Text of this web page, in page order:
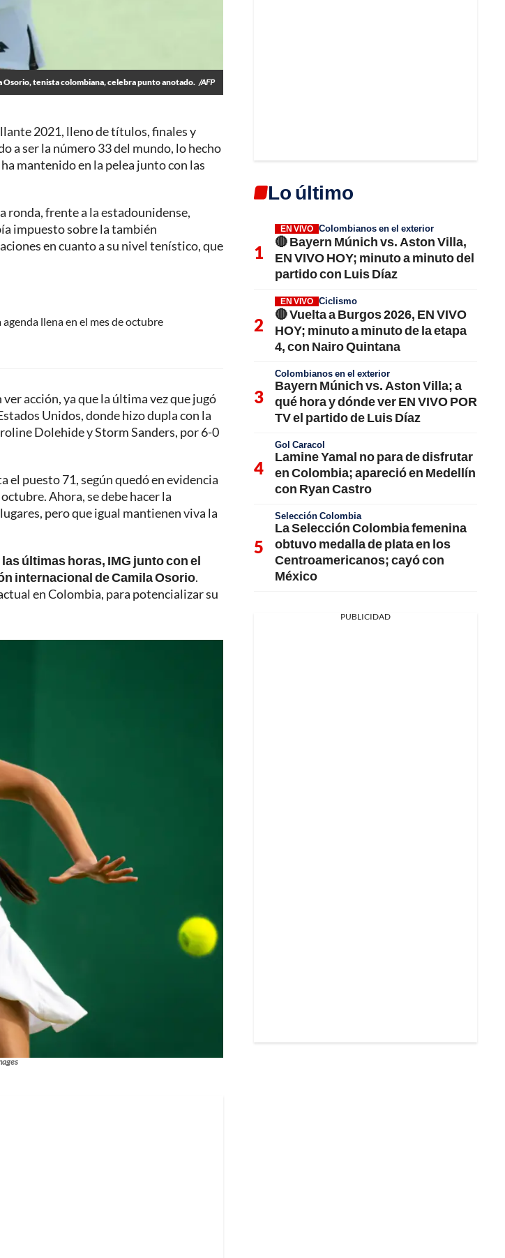
Osorio, tenista colombiana, celebra punto anotado. /AFP
2021, lleno de títulos, finales y
a ser la número 33 del mundo, lo hecho
mantenido en la pelea junto con las
ronda, frente a la estadounidense,
impuesto sobre la también
en cuanto a su nivel tenístico, que
llena en el mes de octubre
acción, ya que la última vez que jugó
Unidos, donde hizo dupla con la
Dolehide y Storm Sanders, por 6-0
el puesto 71, según quedó en evidencia
Ahora, se debe hacer la
pero que igual mantienen viva la
últimas horas, IMG junto con el
internacional de Camila Osorio.
en Colombia, para potencializar su
Lo último
EN VIVO Colombianos en el exterior
🔴 Bayern Múnich vs. Aston Villa,
EN VIVO HOY; minuto a minuto del
partido con Luis Díaz
EN VIVO Ciclismo
🔴 Vuelta a Burgos 2026, EN VIVO
HOY; minuto a minuto de la etapa
4, con Nairo Quintana
Colombianos en el exterior
Bayern Múnich vs. Aston Villa; a
qué hora y dónde ver EN VIVO POR
TV el partido de Luis Díaz
Gol Caracol
Lamine Yamal no para de disfrutar
en Colombia; apareció en Medellín
con Ryan Castro
Selección Colombia
La Selección Colombia femenina
obtuvo medalla de plata en los
Centroamericanos; cayó con
México
PUBLICIDAD